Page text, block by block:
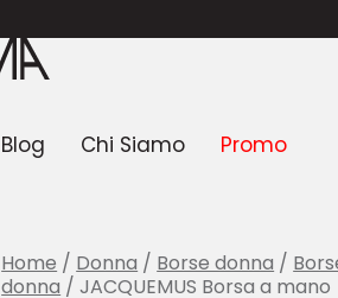
Blog Chi Siamo Promo
Home / Donna / Borse donna /
donna / JACQUEMUS Borsa a mano